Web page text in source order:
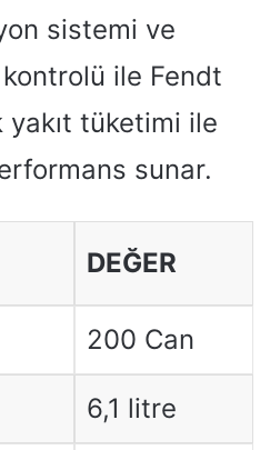
sistemi ve
ile Fendt
tüketimi ile
sunar.
DEĞER
200 Can
6,1 litre